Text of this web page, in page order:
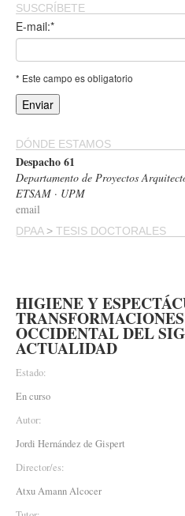
SUSCRÍBETE
E-mail:*
* Este campo es obligatorio
DÓNDE ESTAMOS
Despacho 61
Departamento de Proyectos
ETSAM · UPM
email
DPAA> TESIS DOCTORALES
HIGIENE Y
OCCIDENTAL DEL
ACTUALIDAD
Estado:
En curso
Autor:
Jordi Hernández de Gispert
Director/es:
Atxu Amann Alcocer